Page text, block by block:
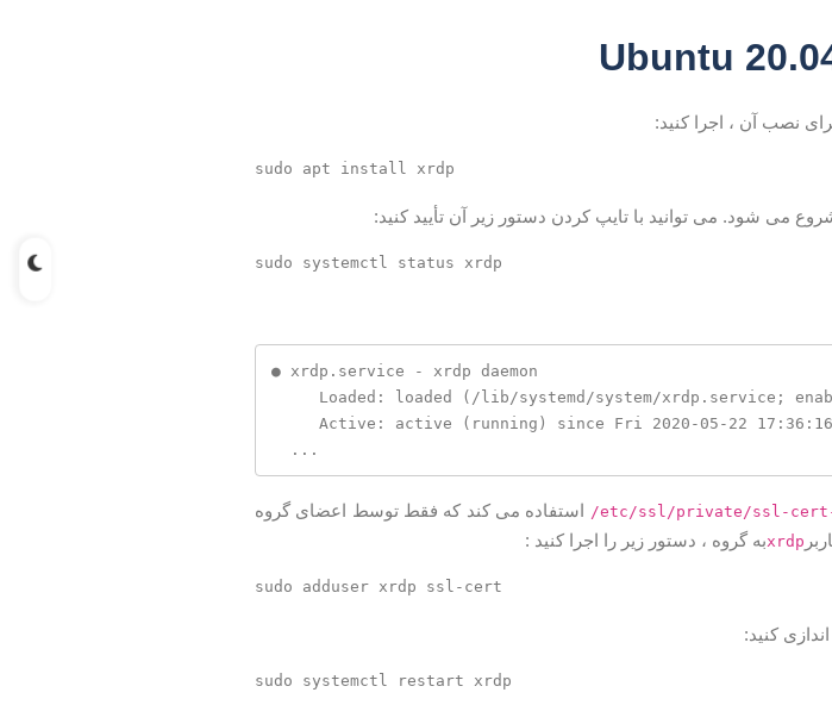
● xrdp.service - xrdp daemon
     Active: active (running) since Fri 2020-05-22 17:36:16 UTC; 4min 41s ago
  ...
/etc/ssl/private/ssl-cert- استفاده می کند که فقط توسط اعضای گروه
xrdpبه گروه ، دستور زیر را اجرا کنید :